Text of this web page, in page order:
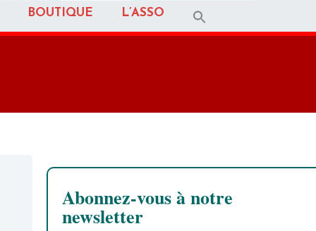
BOUTIQUE L’ASSO
Abonnez-vous à notre
newsletter